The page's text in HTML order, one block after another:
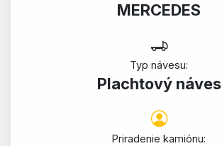
MERCEDES
Typ návesu:
Plachtový náves
Priradenie kamiónu: